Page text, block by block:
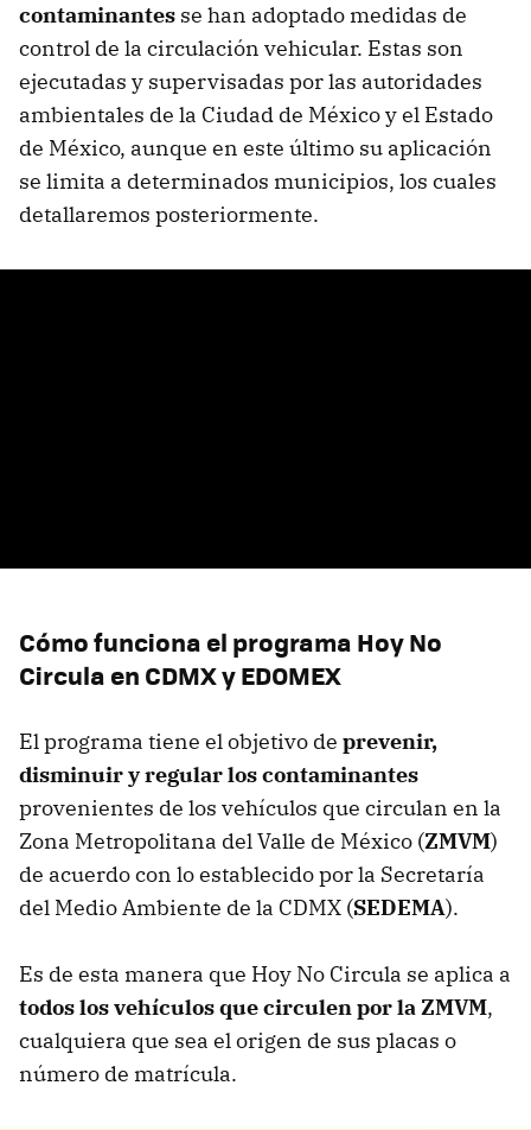
contaminantes se han adoptado medidas de
control de la circulación vehicular. Estas son
ejecutadas y supervisadas por las autoridades
ambientales de la Ciudad de México y el Estado
de México, aunque en este último su aplicación
se limita a determinados municipios, los cuales
detallaremos posteriormente.
Cómo funciona el programa Hoy No
Circula en CDMX y EDOMEX
El programa tiene el objetivo de prevenir,
disminuir y regular los contaminantes
provenientes de los vehículos que circulan en la
Zona Metropolitana del Valle de México (ZMVM)
de acuerdo con lo establecido por la Secretaría
del Medio Ambiente de la CDMX (SEDEMA).
Es de esta manera que Hoy No Circula se aplica a
todos los vehículos que circulen por la ZMVM,
cualquiera que sea el origen de sus placas o
número de matrícula.